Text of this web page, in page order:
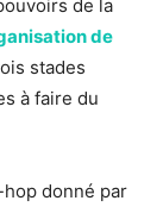
de la
de
stades
à faire du
donné par